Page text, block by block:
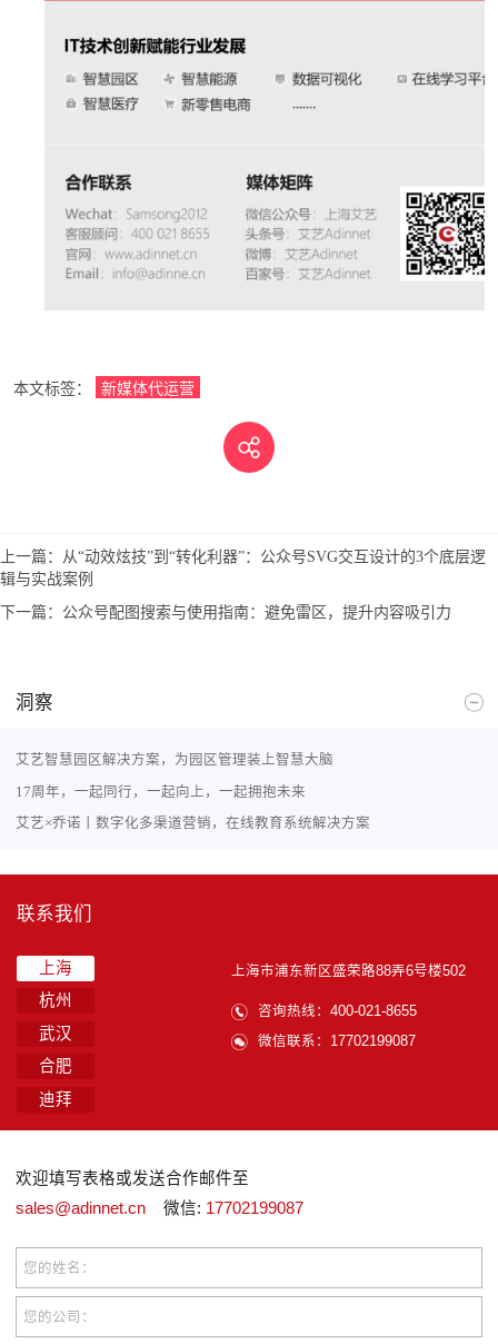
本文标签： 新媒体代运营
上一篇：
从“动效炫技”到“转化利器”：公众号SVG交互设计的3个底层逻
辑与实战案例
下一篇： 公众号配图搜索与使用指南：避免雷区，提升内容吸引力
洞察
艾艺智慧园区解决方案，为园区管理装上智慧大脑
17周年，一起同行，一起向上，一起拥抱未来
艾艺×乔诺丨数字化多渠道营销，在线教育系统解决方案
联系我们
上海
杭州
武汉
合肥
迪拜
上海市浦东新区盛荣路88弄6号楼502
咨询热线：400-021-8655
微信联系：17702199087
欢迎填写表格或发送合作邮件至
sales@adinnet.cn 微信: 17702199087
您的姓名：
您的公司：